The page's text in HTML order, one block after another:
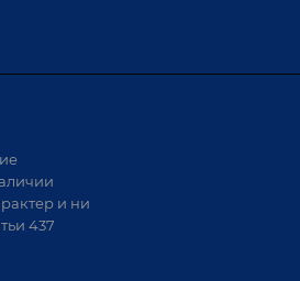
автоматизации
и ни
437